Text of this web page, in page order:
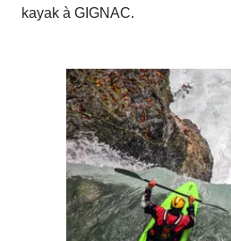
kayak à GIGNAC.